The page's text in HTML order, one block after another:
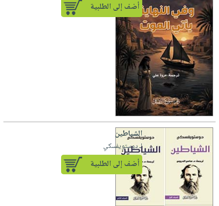
أضف إلى الطلبية
الشياطين
لـ دوستويفسكي
أضف إلى الطلبية